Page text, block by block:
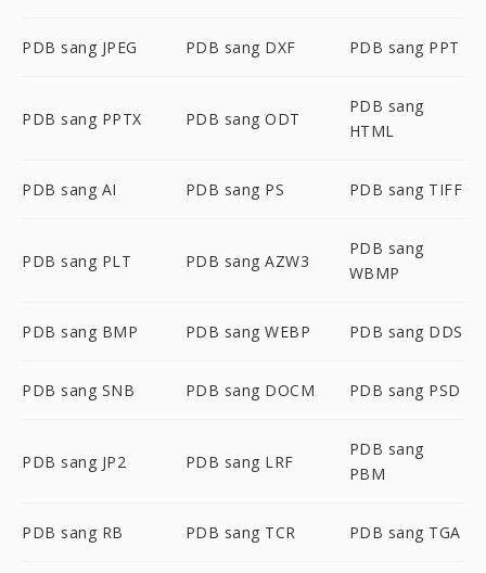
PDB sang JPEG PDB sang DXF PDB sang PPT
PDB sang PPTX PDB sang ODT
PDB sang
HTML
PDB sang AI PDB sang PS PDB sang TIFF
PDB sang PLT PDB sang AZW3
PDB sang
WBMP
PDB sang BMP PDB sang WEBP PDB sang DDS
PDB sang SNB PDB sang DOCM PDB sang PSD
PDB sang JP2 PDB sang LRF
PDB sang
PBM
PDB sang RB PDB sang TCR PDB sang TGA